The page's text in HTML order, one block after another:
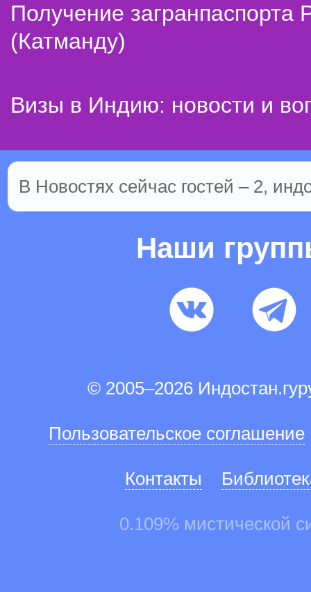
Получение
(Катманду)
Визы в Индию: новости и
В Новостях сейчас гостей – 2,
Наши
© 2005–2026
Пользовательское соглашение
Контакты
0.109% мистической